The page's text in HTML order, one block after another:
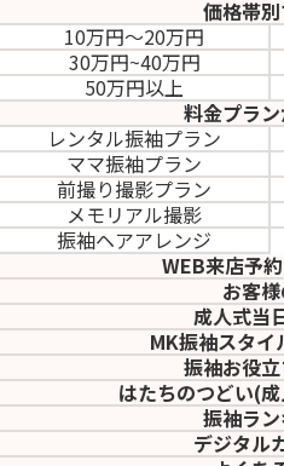
価格帯
10万円～20万円
30万円~40万円
50万円以上
料金プラ
レンタル振袖プラン
ママ振袖プラン
前撮り撮影プラン
メモリアル撮影
振袖ヘアアレンジ
WEB来店予
お客
成人式当
MK振袖スタイ
振袖お役
はたちのつどい(
振袖ラ
デジタル